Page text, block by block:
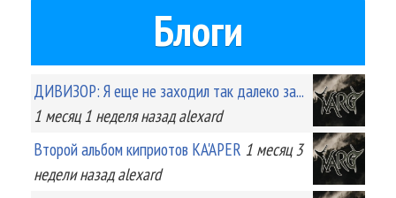
Блоги
ДИВИЗОР: Я еще не заходил так далеко за...
1 месяц 1 неделяназад alexard
Второй альбом киприотов KA'APER 1 месяц 3
неделиназад alexard